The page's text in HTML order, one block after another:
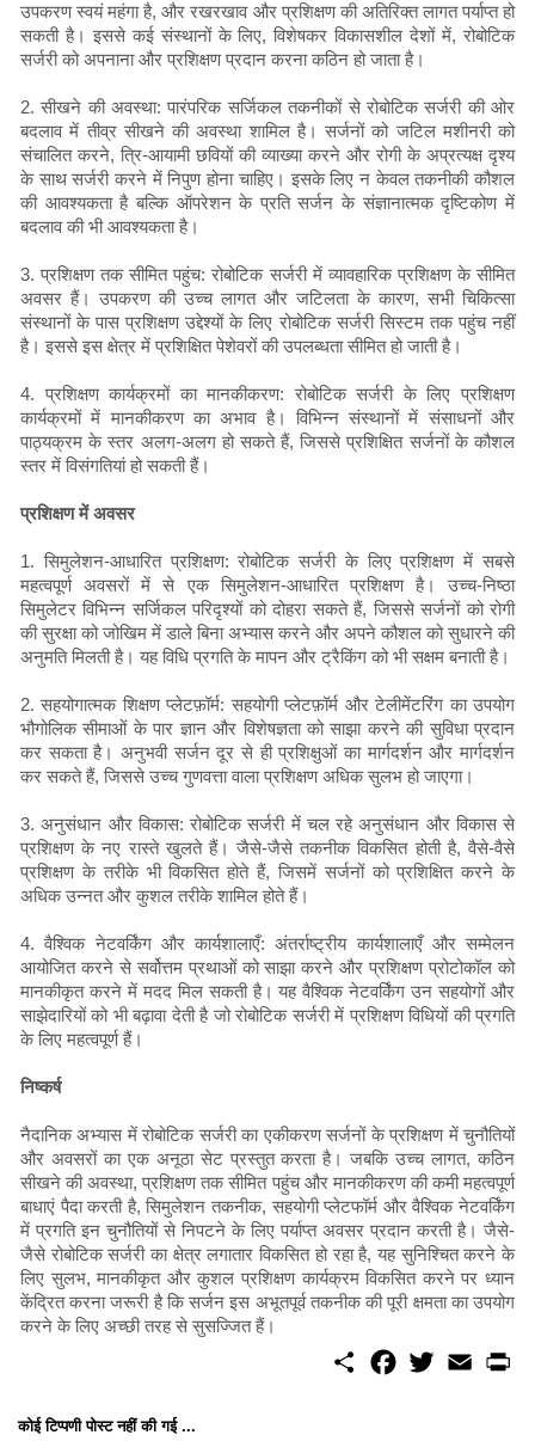
उपकरण स्वयं महंगा है, और रखरखाव और प्रशिक्षण की अतिरिक्त लागत पर्याप्त हो
सकती है। इससे कई संस्थानों के लिए, विशेषकर विकासशील देशों में, रोबोटिक
सर्जरी को अपनाना और प्रशिक्षण प्रदान करना कठिन हो जाता है।
2. सीखने की अवस्था: पारंपरिक सर्जिकल तकनीकों से रोबोटिक सर्जरी की ओर
बदलाव में तीव्र सीखने की अवस्था शामिल है। सर्जनों को जटिल मशीनरी को
संचालित करने, त्रि-आयामी छवियों की व्याख्या करने और रोगी के अप्रत्यक्ष दृश्य
के साथ सर्जरी करने में निपुण होना चाहिए। इसके लिए न केवल तकनीकी कौशल
की आवश्यकता है बल्कि ऑपरेशन के प्रति सर्जन के संज्ञानात्मक दृष्टिकोण में
बदलाव की भी आवश्यकता है।
3. प्रशिक्षण तक सीमित पहुंच: रोबोटिक सर्जरी में व्यावहारिक प्रशिक्षण के सीमित
अवसर हैं। उपकरण की उच्च लागत और जटिलता के कारण, सभी चिकित्सा
संस्थानों के पास प्रशिक्षण उद्देश्यों के लिए रोबोटिक सर्जरी सिस्टम तक पहुंच नहीं
है। इससे इस क्षेत्र में प्रशिक्षित पेशेवरों की उपलब्धता सीमित हो जाती है।
4. प्रशिक्षण कार्यक्रमों का मानकीकरण: रोबोटिक सर्जरी के लिए प्रशिक्षण
कार्यक्रमों में मानकीकरण का अभाव है। विभिन्न संस्थानों में संसाधनों और
पाठ्यक्रम के स्तर अलग-अलग हो सकते हैं, जिससे प्रशिक्षित सर्जनों के कौशल
स्तर में विसंगतियां हो सकती हैं।
प्रशिक्षण में अवसर
1. सिमुलेशन-आधारित प्रशिक्षण: रोबोटिक सर्जरी के लिए प्रशिक्षण में सबसे
महत्वपूर्ण अवसरों में से एक सिमुलेशन-आधारित प्रशिक्षण है। उच्च-निष्ठा
सिमुलेटर विभिन्न सर्जिकल परिदृश्यों को दोहरा सकते हैं, जिससे सर्जनों को रोगी
की सुरक्षा को जोखिम में डाले बिना अभ्यास करने और अपने कौशल को सुधारने की
अनुमति मिलती है। यह विधि प्रगति के मापन और ट्रैकिंग को भी सक्षम बनाती है।
2. सहयोगात्मक शिक्षण प्लेटफ़ॉर्म: सहयोगी प्लेटफ़ॉर्म और टेलीमेंटरिंग का उपयोग
भौगोलिक सीमाओं के पार ज्ञान और विशेषज्ञता को साझा करने की सुविधा प्रदान
कर सकता है। अनुभवी सर्जन दूर से ही प्रशिक्षुओं का मार्गदर्शन और मार्गदर्शन
कर सकते हैं, जिससे उच्च गुणवत्ता वाला प्रशिक्षण अधिक सुलभ हो जाएगा।
3. अनुसंधान और विकास: रोबोटिक सर्जरी में चल रहे अनुसंधान और विकास से
प्रशिक्षण के नए रास्ते खुलते हैं। जैसे-जैसे तकनीक विकसित होती है, वैसे-वैसे
प्रशिक्षण के तरीके भी विकसित होते हैं, जिसमें सर्जनों को प्रशिक्षित करने के
अधिक उन्नत और कुशल तरीके शामिल होते हैं।
4. वैश्विक नेटवर्किंग और कार्यशालाएँ: अंतर्राष्ट्रीय कार्यशालाएँ और सम्मेलन
आयोजित करने से सर्वोत्तम प्रथाओं को साझा करने और प्रशिक्षण प्रोटोकॉल को
मानकीकृत करने में मदद मिल सकती है। यह वैश्विक नेटवर्किंग उन सहयोगों और
साझेदारियों को भी बढ़ावा देती है जो रोबोटिक सर्जरी में प्रशिक्षण विधियों की प्रगति
के लिए महत्वपूर्ण हैं।
निष्कर्ष
नैदानिक ​​अभ्यास में रोबोटिक सर्जरी का एकीकरण सर्जनों के प्रशिक्षण में चुनौतियों
और अवसरों का एक अनूठा सेट प्रस्तुत करता है। जबकि उच्च लागत, कठिन
सीखने की अवस्था, प्रशिक्षण तक सीमित पहुंच और मानकीकरण की कमी महत्वपूर्ण
बाधाएं पैदा करती है, सिमुलेशन तकनीक, सहयोगी प्लेटफॉर्म और वैश्विक नेटवर्किंग
में प्रगति इन चुनौतियों से निपटने के लिए पर्याप्त अवसर प्रदान करती है। जैसे-
जैसे रोबोटिक सर्जरी का क्षेत्र लगातार विकसित हो रहा है, यह सुनिश्चित करने के
लिए सुलभ, मानकीकृत और कुशल प्रशिक्षण कार्यक्रम विकसित करने पर ध्यान
केंद्रित करना जरूरी है कि सर्जन इस अभूतपूर्व तकनीक की पूरी क्षमता का उपयोग
करने के लिए अच्छी तरह से सुसज्जित हैं।
S
w
E
m
कोई टिप्पणी पोस्ट नहीं की गई ...